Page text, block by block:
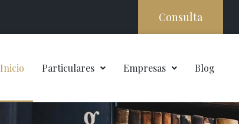
Consulta
Inicio Particulares Empresas Blog